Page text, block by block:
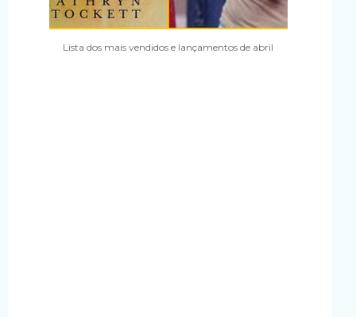
Lista dos mais vendidos e lançamentos de abril